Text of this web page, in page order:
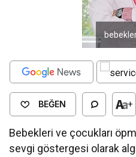
BEĞEN +
Bebekleri ve çocukları
sevgi göstergesi olarak